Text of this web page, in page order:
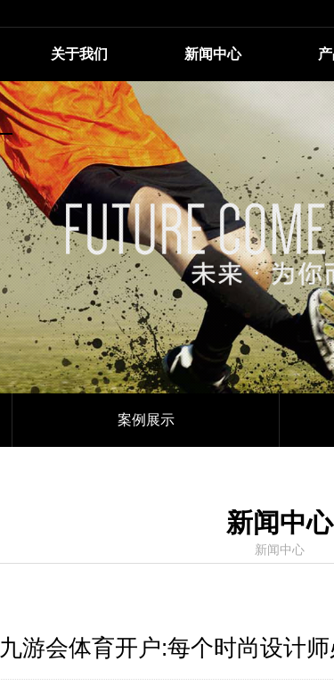
关于我们 新闻中心
案例展示
新闻中心
新闻中心
九游会体育开户:每个时尚设计